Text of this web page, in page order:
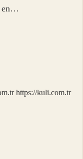
en…
https://kuli.com.tr